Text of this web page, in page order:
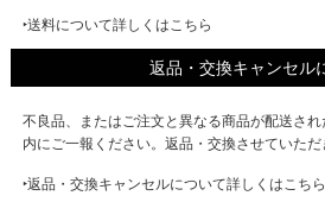
‣送料について詳しくはこちら
返品・交換キャンセル
不良品、またはご注文と異なる商品が配送さ
内にご一報ください。返品・交換させていただ
‣返品・交換キャンセルについて詳しくはこちら